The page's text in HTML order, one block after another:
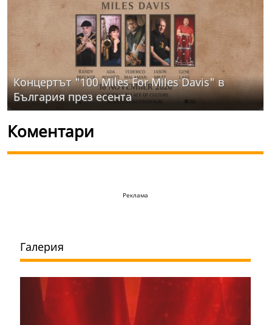
Концертът "100 Miles For Miles Davis" в
България през есента
Коментари
Реклама
Галерия